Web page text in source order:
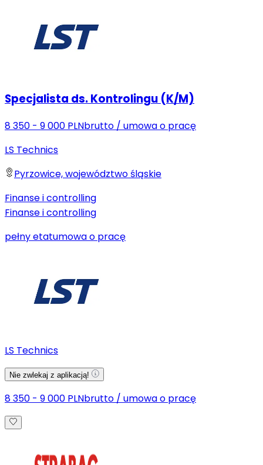
Specjalista ds. Kontrolingu (K/M)
8 350 - 9 000 PLNbrutto / umowa o pracę
LS Technics
Pyrzowice, województwo śląskie
Finanse i controlling
Finanse i controlling
pełny etatumowa o pracę
LS Technics
Nie zwlekaj z aplikacją!
8 350 - 9 000 PLNbrutto / umowa o pracę